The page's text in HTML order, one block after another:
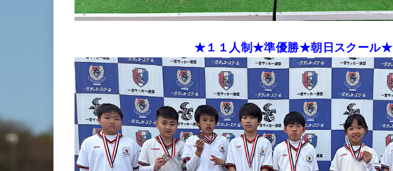
★１１人制★準優勝★朝日スクール★